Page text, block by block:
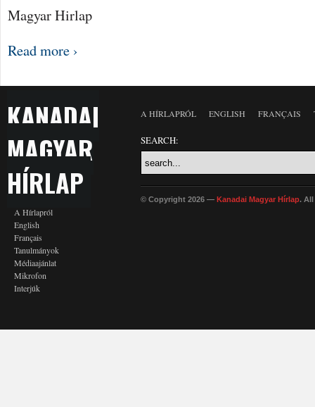
Magyar Hirlap
Read more ›
KANADAI
MAGYAR
HÍRLAP
A Hírlapról
English
Français
Tanulmányok
Médiaajánlat
Mikrofon
Interjúk
A HÍRLAPRÓL ENGLISH FRANÇAIS
SEARCH:
© Copyright 2026 — Kanadai Magyar Hírlap. All